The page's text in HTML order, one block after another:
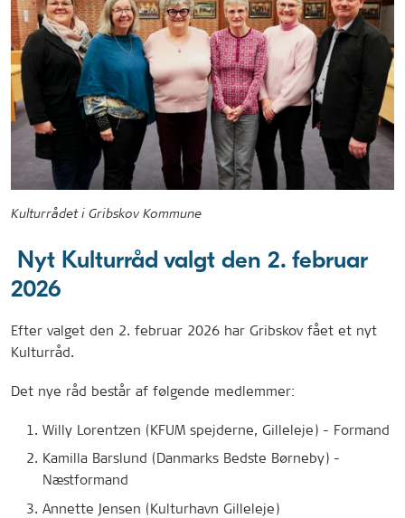
Kulturrådet i Gribskov Kommune
Nyt Kulturråd valgt den 2. februar
2026
Efter valget den 2. februar 2026 har Gribskov fået et nyt
Kulturråd.
Det nye råd består af følgende medlemmer:
Willy Lorentzen (KFUM spejderne, Gilleleje) - Formand
Kamilla Barslund (Danmarks Bedste Børneby) -
Næstformand
Annette Jensen (Kulturhavn Gilleleje)